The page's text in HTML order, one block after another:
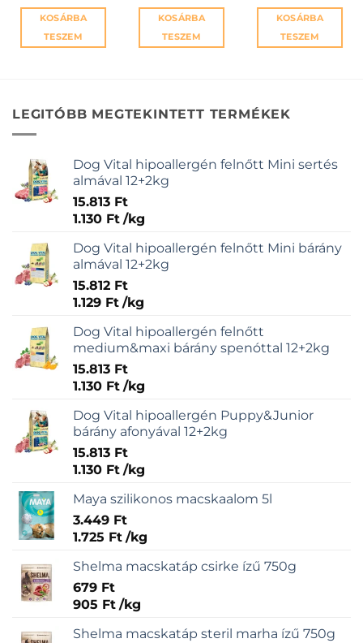
KOSÁRBA
TESZEM
KOSÁRBA
TESZEM
KOSÁRBA
TESZEM
LEGITÓBB MEGTEKINTETT TERMÉKEK
Dog Vital hipoallergén felnőtt Mini sertés
almával 12+2kg
15.813 Ft
1.130 Ft /kg
Dog Vital hipoallergén felnőtt Mini bárány
almával 12+2kg
15.812 Ft
1.129 Ft /kg
Dog Vital hipoallergén felnőtt
medium&maxi bárány spenóttal 12+2kg
15.813 Ft
1.130 Ft /kg
Dog Vital hipoallergén Puppy&Junior
bárány afonyával 12+2kg
15.813 Ft
1.130 Ft /kg
Maya szilikonos macskaalom 5l
3.449 Ft
1.725 Ft /kg
Shelma macskatáp csirke ízű 750g
679 Ft
905 Ft /kg
Shelma macskatáp steril marha ízű 750g